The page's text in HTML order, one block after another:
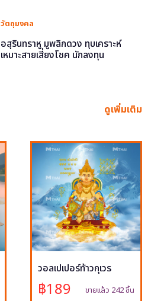
วัตถุมงคล
อสุรินทราหู มูพลิกดวง ทุบเคราะห์
เหมาะสายเสี่ยงโชค นักลงทุน
ดูเพิ่มเติม
วอลเปเปอร์ท้าวกุเวร
฿189 ขายแล้ว 242 ชิ้น